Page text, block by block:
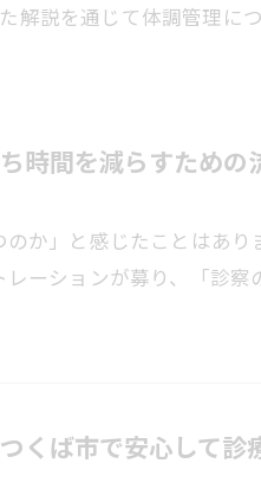
説を通じて体調管理に
時間を減らすため
か」と感じたことはあ
ーションが募り、「診
くば市で安心して診